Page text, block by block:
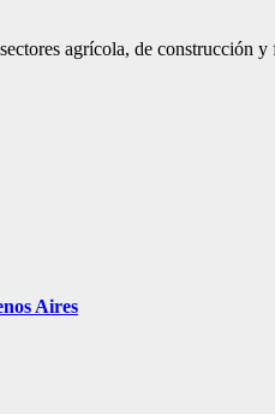
agrícola, de construcción
Aires